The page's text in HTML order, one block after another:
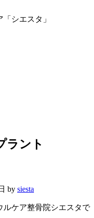
シエスタ」
ラント
by siesta
ルケア整骨院シエスタで